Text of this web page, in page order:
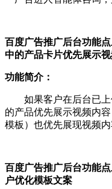
百度广告推广后台功能
中的产品卡片优先展示
功能简介：
如果客户在后台已
的产品优先展示视频内
模板）也优先展现视频内
百度广告推广后台功能
户优化模板文案